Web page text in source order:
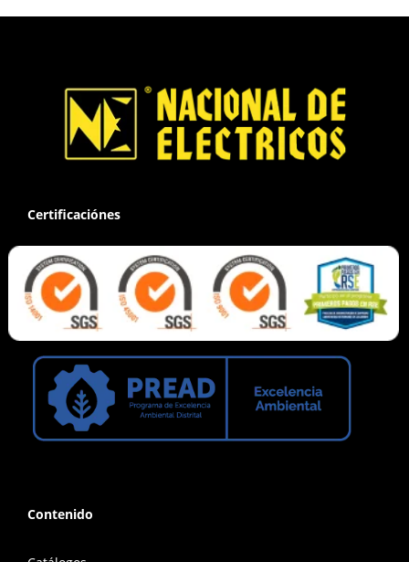
Certificaciónes
Contenido